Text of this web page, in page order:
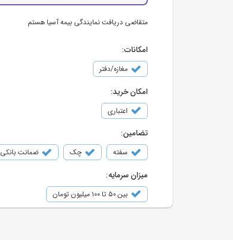
متقاضی دریافت نمایندگی بیمه آسیا هستم
امکانات:
مغازه/دفتر
امکان خرید:
اعتباری
تضامین:
سفته چک ضمانت بانکی
میزان سرمایه:
بین ۵۰ تا ۱۰۰ میلیون تومان